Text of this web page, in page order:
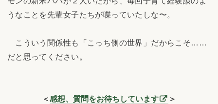
うなことを先輩女子たちが喋っていたしな〜。
こういう関係性も「こっち側の世界」だからこそ……
だと思ってください。
＜感想、質問をお待ちしています ＞